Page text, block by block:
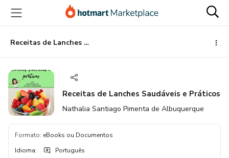
para
conteúdo
principal
para
pagamento
para
rodapé
Receitas de Lanches Saudáveis e Práticos
Receitas de Lanches Saudáveis e Práticos
Nathalia Santiago Pimenta de Albuquerque
Formato: eBooks ou Documentos
Idioma: Português